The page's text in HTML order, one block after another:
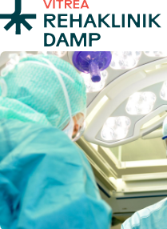
Zum Inhalt springen